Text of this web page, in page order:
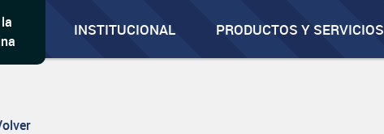
INSTITUCIONAL PRODUCTOS Y SERVICIOS